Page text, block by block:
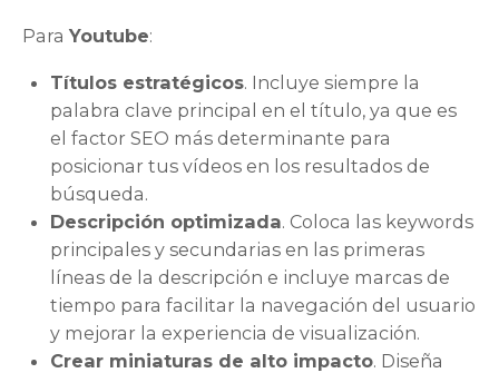
Para Youtube:
Títulos estratégicos. Incluye siempre la
palabra clave principal en el título, ya que es
el factor SEO más determinante para
posicionar tus vídeos en los resultados de
búsqueda.
Descripción optimizada. Coloca las keywords
principales y secundarias en las primeras
líneas de la descripción e incluye marcas de
tiempo para facilitar la navegación del usuario
y mejorar la experiencia de visualización.
Crear miniaturas de alto impacto. Diseña